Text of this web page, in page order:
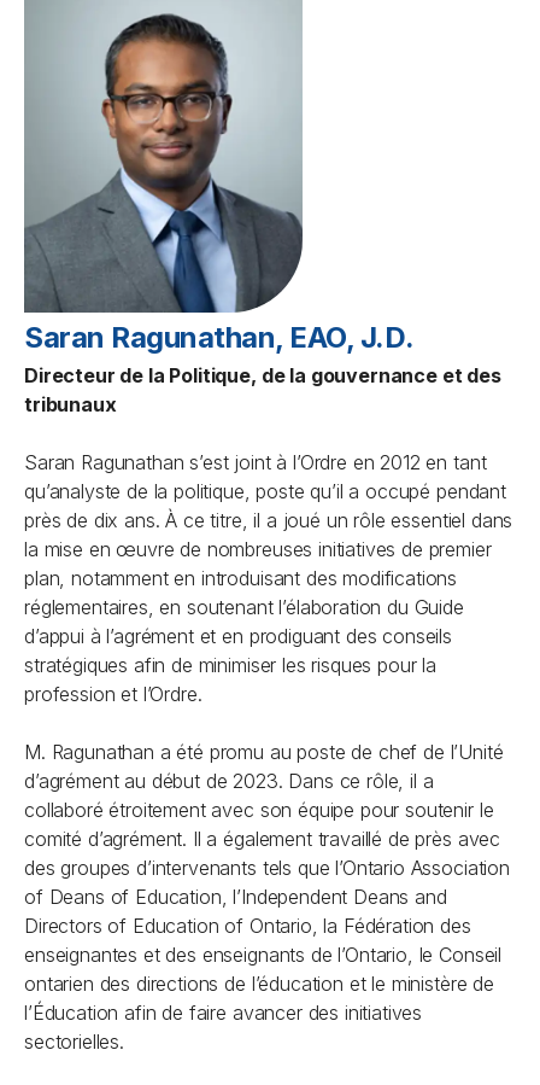
Saran Ragunathan, EAO, J.D.
Directeur de la Politique, de la gouvernance et des
tribunaux
Saran Ragunathan s’est joint à l’Ordre en 2012 en tant
qu’analyste de la politique, poste qu’il a occupé pendant
près de dix ans. À ce titre, il a joué un rôle essentiel dans
la mise en œuvre de nombreuses initiatives de premier
plan, notamment en introduisant des modifications
réglementaires, en soutenant l’élaboration du Guide
d’appui à l’agrémentet en prodiguant des conseils
stratégiques afin de minimiser les risques pour la
profession et l’Ordre.
M. Ragunathan a été promu au poste de chef de l’Unité
d’agrément au début de 2023. Dans ce rôle, il a
collaboré étroitement avec son équipe pour soutenir le
comité d’agrément. Il a également travaillé de près avec
des groupes d’intervenants tels que l’Ontario Association
of Deans of Education, l’Independent Deans and
Directors of Education of Ontario, la Fédération des
enseignantes et des enseignants de l’Ontario, le Conseil
ontarien des directions de l’éducation et le ministère de
l’Éducation afin de faire avancer des initiatives
sectorielles.